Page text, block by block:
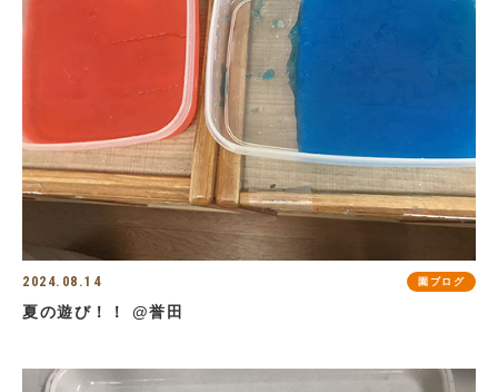
2024.08.14 園ブログ
夏の遊び！！ @誉田